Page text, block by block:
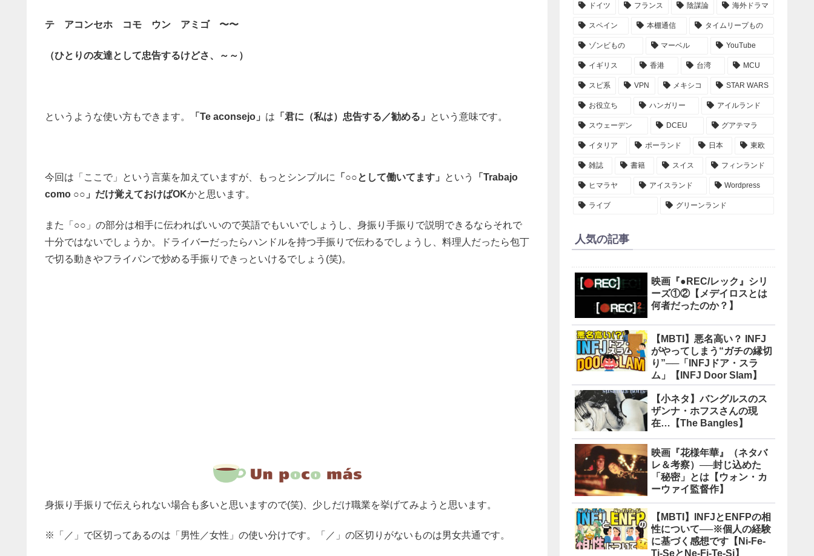
テ アコンセホ コモ ウン アミゴ 〜〜
（ひとりの友達として忠告するけどさ、～～）
というような使い方もできます。 「Te aconsejo」 は 「君に（私は）忠告する／勧める」 という意味です。
今回は「ここで」という言葉を加えていますが、もっとシンプルに 「○○として働いてます」 という
「Trabajo
como ○○」だけ覚えておけばOKかと思います。
また「○○」の部分は相手に伝わればいいので英語でもいいでしょうし、身振り手振りで説明できるならそれで
十分ではないでしょうか。ドライバーだったらハンドルを持つ手振りで伝わるでしょうし、料理人だったら包丁
で切る動きやフライパンで炒める手振りできっといけるでしょう(笑)。
身振り手振りで伝えられない場合も多いと思いますので(笑)、少しだけ職業を挙げてみようと思います。
※「／」で区切ってあるのは「男性／女性」の使い分けです。「／」の区切りがないものは男女共通です。
ドイツ フランス 陰謀論 海外ドラマ
スペイン 本棚通信 タイムリープもの
ゾンビもの マーベル YouTube
イギリス 香港 台湾 MCU
スピ系 VPN メキシコ STAR WARS
お役立ち ハンガリー アイルランド
スウェーデン DCEU グアテマラ
イタリア ポーランド 日本 東欧
雑誌 書籍 スイス フィンランド
ヒマラヤ アイスランド Wordpress
ライブ グリーンランド
人気の記事
映画『●REC/レック』シリ
ーズ①②【メデイロスとは
何者だったのか？】
【MBTI】悪名高い？ INFJ
がやってしまう“ガチの縁切
り”──「INFJドア・スラ
ム」【INFJ Door Slam】
【小ネタ】バングルスのス
ザンナ・ホフスさんの現
在…【The Bangles】
映画『花様年華』（ネタバ
レ＆考察）──封じ込めた
「秘密」とは【ウォン・カ
ーウァイ監督作】
【MBTI】INFJとENFPの相
性について──※個人の経験
に基づく感想です【Ni-Fe-
Ti-SeとNe-Fi-Te-Si】